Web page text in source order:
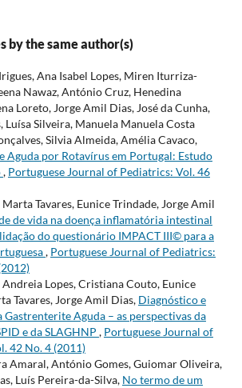
by the same author(s)
Ana Isabel Lopes, Miren Iturriza-
Nawaz, António Cruz, Henedina
Loreto, Jorge Amil Dias, José da Cunha,
Luísa Silveira, Manuela Manuela Costa
Silvia Almeida, Amélia Cavaco,
Aguda por Rotavírus em Portugal: Estudo
, Portuguese Journal of Pediatrics: Vol. 46
Marta Tavares, Eunice Trindade, Jorge Amil
de vida na doença inflamatória intestinal
do questionário IMPACT III© para a
, Portuguese Journal of Pediatrics:
Lopes, Cristiana Couto, Eunice
Tavares, Jorge Amil Dias, Diagnóstico e
Aguda – as perspectivas da
e da SLAGHNP , Portuguese Journal of
42 No. 4 (2011)
Amaral, António Gomes, Guiomar Oliveira,
Luís Pereira-da-Silva, No termo de um